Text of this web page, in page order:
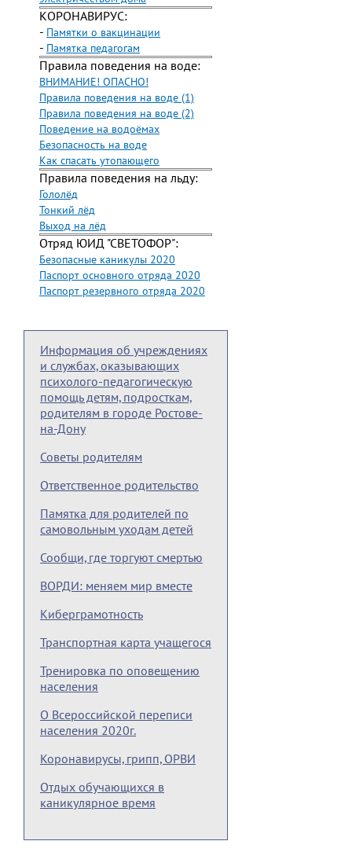
КОРОНАВИРУС:
- Памятки о вакцинации
- Памятка педагогам
Правила поведения на воде:
ВНИМАНИЕ! ОПАСНО!
Правила поведения на воде (1)
Правила поведения на воде (2)
Поведение на водоёмах
Безопасность на воде
Как спасать утопающего
Правила поведения на льду:
Гололёд
Тонкий лёд
Выход на лёд
Отряд ЮИД "СВЕТОФОР":
Безопасные каникулы 2020
Паспорт основного отряда 2020
Паспорт резервного отряда 2020
Информация об учреждениях
и службах, оказывающих
психолого-педагогическую
помощь детям, подросткам,
родителям в городе Ростове-
на-Дону
Советы родителям
Ответственное родительство
Памятка для родителей по
самовольным уходам детей
Сообщи, где торгуют смертью
ВОРДИ: меняем мир вместе
Киберграмотность
Транспортная карта учащегося
Тренировка по оповещению
населения
О Всероссийской переписи
населения 2020г.
Коронавирусы, грипп, ОРВИ
Отдых обучающихся в
каникулярное время